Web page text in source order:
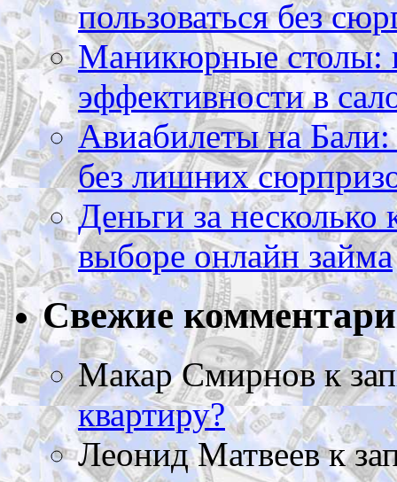
пользоваться без
Маникюрные столы:
эффективности в
Авиабилеты на Бали:
без лишних
Деньги за
выборе онлайн займа
Свежие
Макар Смирновк
квартиру?
Леонид Матвеевк